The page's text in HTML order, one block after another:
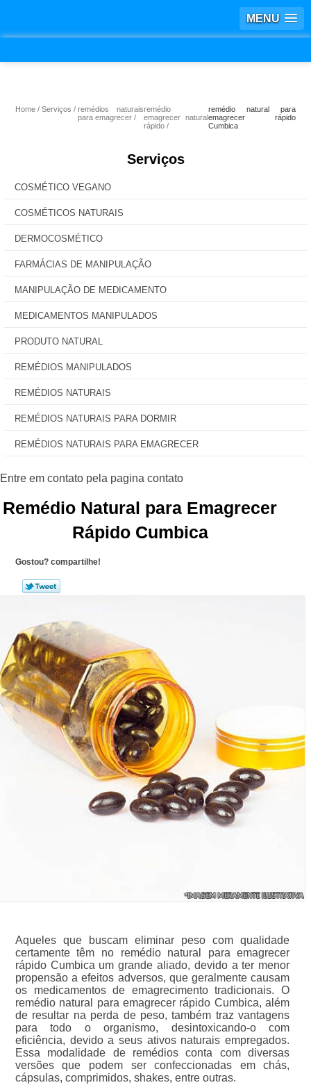
MENU
Home Serviços
remédios naturais
para emagrecer
remédio
emagrecer natural
rápido
remédio natural para
emagrecer rápido
Cumbica
Serviços
COSMÉTICO VEGANO
COSMÉTICOS NATURAIS
DERMOCOSMÉTICO
FARMÁCIAS DE MANIPULAÇÃO
MANIPULAÇÃO DE MEDICAMENTO
MEDICAMENTOS MANIPULADOS
PRODUTO NATURAL
REMÉDIOS MANIPULADOS
REMÉDIOS NATURAIS
REMÉDIOS NATURAIS PARA DORMIR
REMÉDIOS NATURAIS PARA EMAGRECER
Remédio Natural para Emagrecer
Rápido Cumbica
Gostou? compartilhe!
Aqueles que buscam eliminar peso com qualidade
certamente têm no remédio natural para emagrecer
rápido Cumbica um grande aliado, devido a ter menor
propensão a efeitos adversos, que geralmente causam
os medicamentos de emagrecimento tradicionais. O
remédio natural para emagrecer rápido Cumbica, além
de resultar na perda de peso, também traz vantagens
para todo o organismo, desintoxicando-o com
eficiência, devido a seus ativos naturais empregados.
Essa modalidade de remédios conta com diversas
versões que podem ser confeccionadas em chás,
cápsulas, comprimidos, shakes, entre outras.